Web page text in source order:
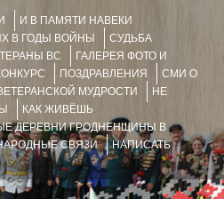
И В ПАМЯТИ НАВЕКИ
В ГОДЫ ВОЙНЫ
СУДЬБА
ВС
ГАЛЕРЕЯ ФОТО И
ПОЗДРАВЛЕНИЯ
СМИ О
МУДРОСТИ
НЕ
КАК ЖИВЁШЬ
ДЕРЕВНИ ГРОДНЕНЩИНЫ В
СВЯЗИ
НАПИСАТЬ